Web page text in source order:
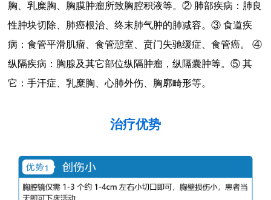
胸、乳糜胸、胸膜肿瘤所致胸腔积液等。② 肺部疾病：肺良
性肿块切除、肺癌根治、终末肺气肿的肺减容。③ 食道疾
病：食管平滑肌瘤、食管憩室、贲门失驰缓症、食管癌。 ④
纵隔疾病：胸腺及其它部位纵隔肿瘤，纵隔囊肿等。⑤ 其
它：手汗症、乳糜胸、心肺外伤、胸廓畸形等。
治疗优势